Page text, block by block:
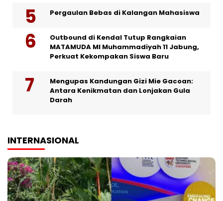
Pergaulan Bebas di Kalangan Mahasiswa
Outbound di Kendal Tutup Rangkaian
MATAMUDA MI Muhammadiyah 11 Jabung,
Perkuat Kekompakan Siswa Baru
Mengupas Kandungan Gizi Mie Gacoan:
Antara Kenikmatan dan Lonjakan Gula
Darah
INTERNASIONAL